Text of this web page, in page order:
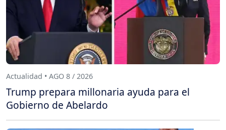
Actualidad • AGO 8 / 2026
Trump prepara millonaria ayuda para el
Gobierno de Abelardo